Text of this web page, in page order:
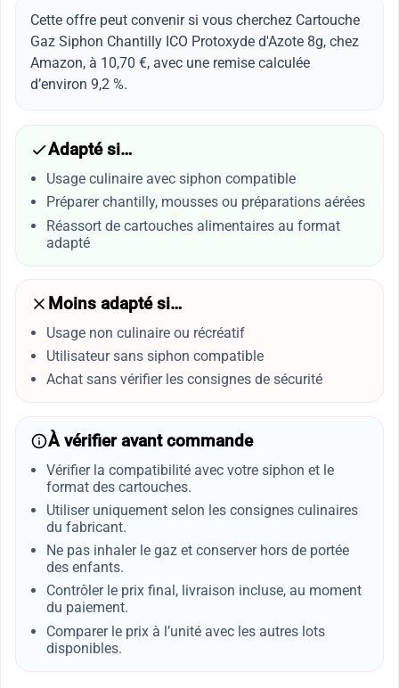
Cette offre peut convenir si vous cherchez Cartouche
Gaz Siphon Chantilly ICO Protoxyde d'Azote 8g, chez
Amazon, à 10,70 €, avec une remise calculée
d’environ 9,2 %.
Adapté si…
Usage culinaire avec siphon compatible
Préparer chantilly, mousses ou préparations aérées
Réassort de cartouches alimentaires au format
adapté
Moins adapté si…
Usage non culinaire ou récréatif
Utilisateur sans siphon compatible
Achat sans vérifier les consignes de sécurité
À vérifier avant commande
Vérifier la compatibilité avec votre siphon et le
format des cartouches.
Utiliser uniquement selon les consignes culinaires
du fabricant.
Ne pas inhaler le gaz et conserver hors de portée
des enfants.
Contrôler le prix final, livraison incluse, au moment
du paiement.
Comparer le prix à l’unité avec les autres lots
disponibles.